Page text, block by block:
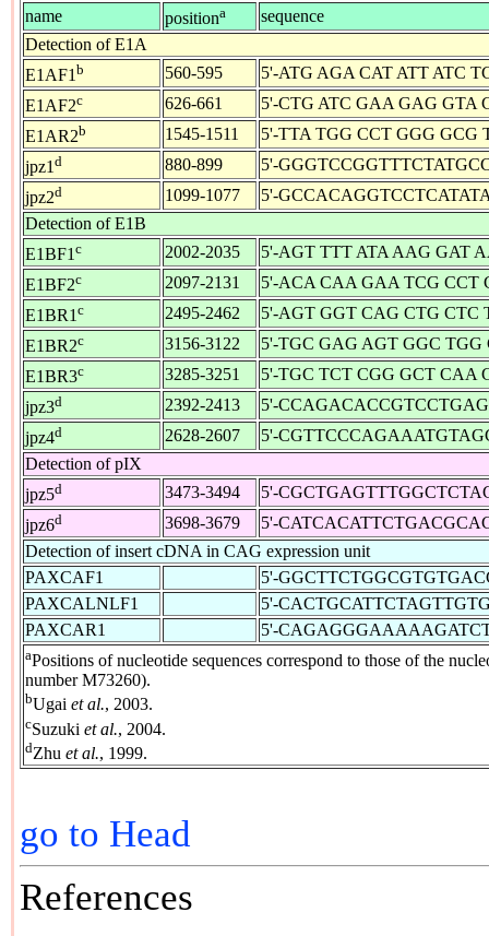
name positiona
sequence
Detection of E1A
E1AF1 b 560-595
5'-ATG AGA CAT ATT ATC
E1AF2c 626-661
5'-CTG ATC GAA GAG GTA
E1AR2b 1545-1511
5'-TTA TGG CCT GGG
jpz1 d 880-899
5'-
jpz2d 1099-1077
5'-
Detection of E1B
E1BF1 c 2002-2035
5'-AGT TTT ATA AAG GAT
E1BF2c 2097-2131
5'-ACA CAA GAA TCG CCT
E1BR1 c 2495-2462
5'-AGT GGT CAG CTG CTC
E1BR2c 3156-3122
5'-TGC GAG AGT GGC
E1BR3c 3285-3251
5'-TGC TCT CGG GCT CAA
jpz3d 2392-2413
5'-
jpz4d 2628-2607
5'-
Detection of pIX
jpz5d 3473-3494
5'-
jpz6d 3698-3679
5'-
Detection of insert cDNA in CAG expression unit
PAXCAF1
5'-
PAXCALNLF1
5'-
PAXCAR1
5'-
aPositions of nucleotide sequences correspond to those of the
number M73260).
bUgai et al., 2003.
cSuzuki et al., 2004.
dZhu et al., 1999.
go to Head
References